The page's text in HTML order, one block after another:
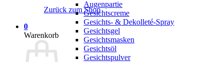
Zurück zum Shop
0
Warenkorb
Augenpartie
Gesichtscreme
Gesichts- & Dekolleté-Spray
Gesichtsgel
Gesichtsmasken
Gesichtsöl
Gesichtspulver